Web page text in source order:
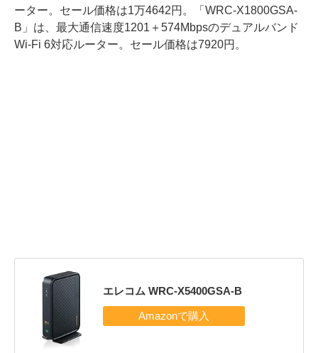
ーター。セール価格は1万4642円。「WRC-X1800GSA-
B」は、最大通信速度1201＋574Mbpsのデュアルバンド
Wi-Fi 6対応ルーター。セール価格は7920円。
エレコム WRC-X5400GSA-B